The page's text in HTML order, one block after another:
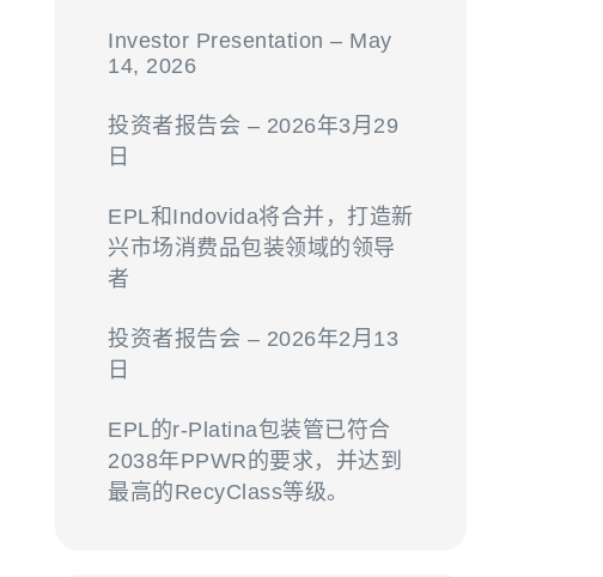
Investor Presentation – May
14, 2026
投资者报告会 – 2026年3月29
日
EPL和Indovida将合并，打造新
兴市场消费品包装领域的领导
者
投资者报告会 – 2026年2月13
日
EPL的r-Platina包装管已符合
2038年PPWR的要求，并达到
最高的RecyClass等级。